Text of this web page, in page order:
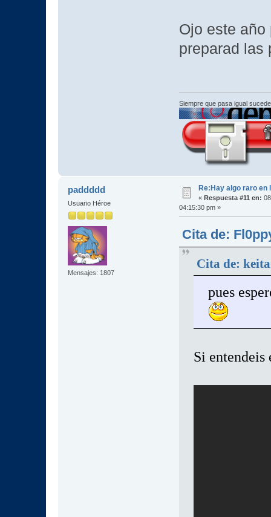
Ojo este año
preparad las
Siempre que pasa igual
paddddd
Usuario Héroe
Mensajes: 1807
Re:Hay algo raro en
« Respuesta #11 en:
04:15:30 pm »
Cita de:
Cita de:
pues
Si entendeis